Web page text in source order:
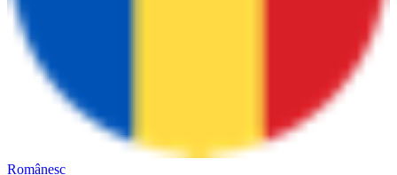
Românesc